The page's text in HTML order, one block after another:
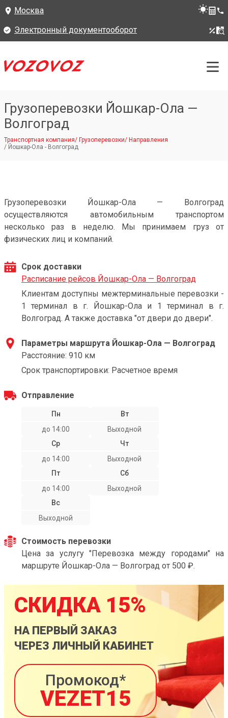
Москва
Электронный документооборот
Грузоперевозки Йошкар-Ола —
Волгоград
Транспортная компания/ Грузоперевозки/ Направления
/ Йошкар-Ола - Волгоград
Грузоперевозки Йошкар-Ола — Волгоград
осуществляются автомобильным транспортом
несколько раз в неделю. Мы принимаем груз от
физических лиц и компаний.
Срок доставки
Расписание рейсов Йошкар-Ола — Волгоград
Клиентам доступны межтерминальные перевозки -
1 терминал в г. Йошкар-Ола и 1 терминал в г.
Волгоград. А также доставка "от двери до двери".
Параметры маршрута Йошкар-Ола — Волгоград
Расстояние: 910 км
Срок транспортировки: Расчетное время
Отправление
Пн
до 14:00
Вт
Выходной
Ср
до 14:00
Чт
Выходной
Пт
до 14:00
Сб
Выходной
Вс
Выходной
Стоимость перевозки
Цена за услугу "Перевозка между городами" на
маршруте Йошкар-Ола — Волгоград от 500 ₽.
СКИДКА 15%
НА ПЕРВЫЙ ЗАКАЗ
ЧЕРЕЗ ЛИЧНЫЙ КАБИНЕТ
Промокод*
VEZET15